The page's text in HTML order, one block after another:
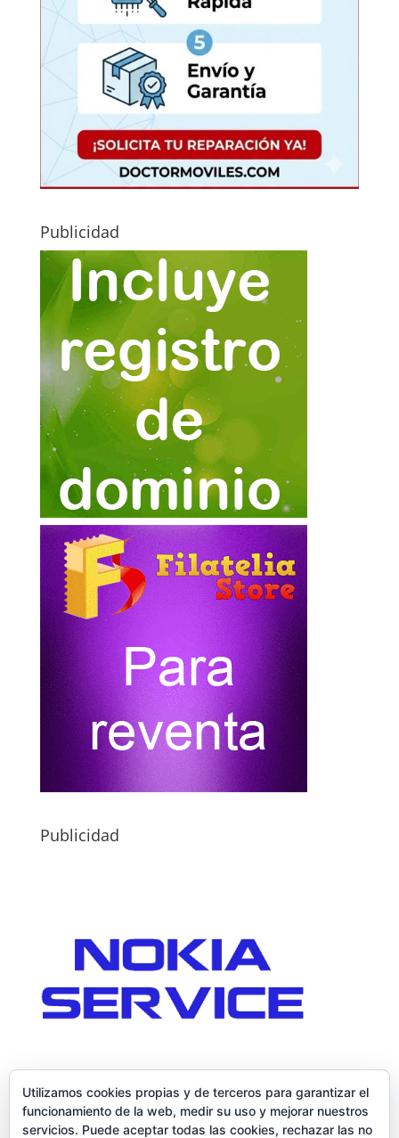
Publicidad
Publicidad
Utilizamos cookies propias y de terceros para garantizar el
funcionamiento de la web, medir su uso y mejorar nuestros
servicios. Puede aceptar todas las cookies, rechazar las no